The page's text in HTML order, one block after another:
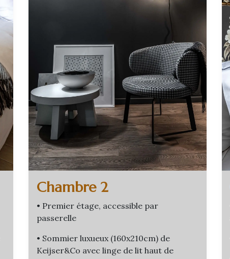
Chambre 2
• Premier étage, accessible par
passerelle
• Sommier luxueux (160x210cm) de
Keijser&Co avec linge de lit haut de